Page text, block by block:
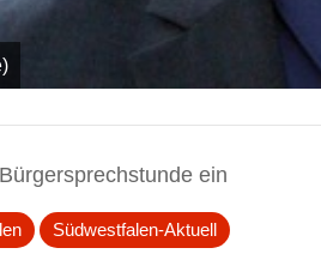
ein
Südwestfalen-Aktuell